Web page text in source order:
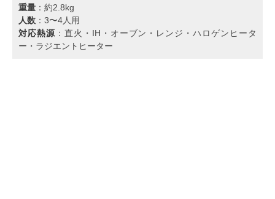
重量 ：約2.8kg
人数 ：3〜4人用
対応熱源 ：直火・IH・オーブン・レンジ・ハロゲンヒータ
ー・ラジエントヒーター